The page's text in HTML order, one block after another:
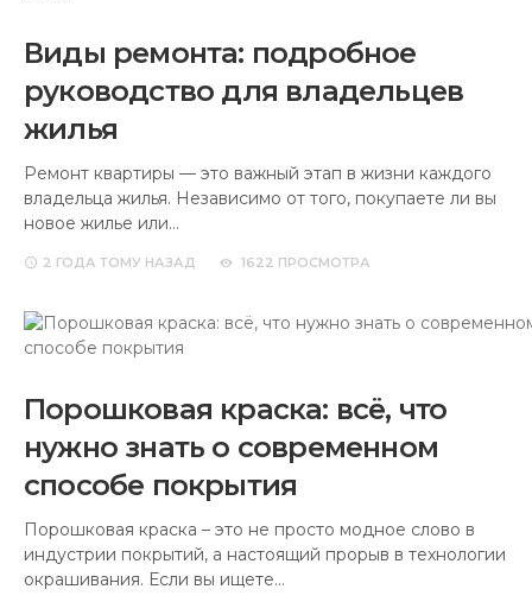
Виды ремонта: подробное
руководство для владельцев
жилья
Ремонт квартиры — это важный этап в жизни каждого
владельца жилья. Независимо от того, покупаете ли вы
новое жилье или…
2 ГОДА ТОМУ НАЗАД 1622 ПРОСМОТРА
Порошковая краска: всё, что
нужно знать о современном
способе покрытия
Порошковая краска – это не просто модное слово в
индустрии покрытий, а настоящий прорыв в технологии
окрашивания. Если вы ищете…